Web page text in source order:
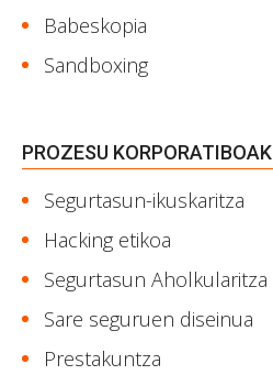
Babeskopia
Sandboxing
PROZESU KORPORATIBOAK
Segurtasun-ikuskaritza
Hacking etikoa
Segurtasun Aholkularitza
Sare seguruen diseinua
Prestakuntza